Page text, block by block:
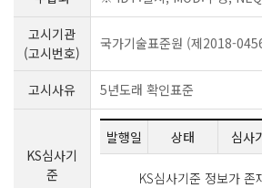
고시기관
(고시번호)
국가기술표준원 (제2018-
고시사유 5년도래 확인표준
KS심사기
준
발행일 상태 심사
KS심사기준 정보가 존